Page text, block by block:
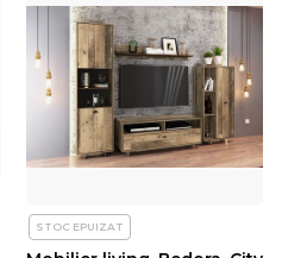
STOC EPUIZAT